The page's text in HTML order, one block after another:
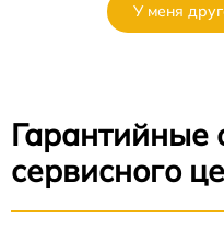
У меня
Гарантийные
сервисного